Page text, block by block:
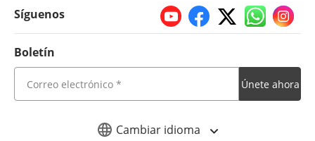
Cambiar idioma
Síguenos
Boletín
Únete ahora